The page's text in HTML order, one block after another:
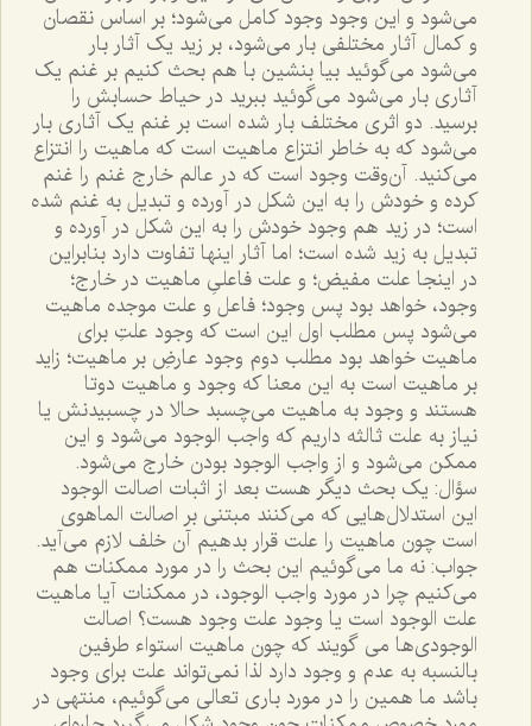
مى‌شود و اين وجود وجود کامل مى‌شود؛ بر اساس نقصان
و کمال آثار مختلفى بار مى‌شود، بر زيد يک آثار بار
مى‌شود مى‌گوئيد بيا بنشين با هم بحث کنيم بر غنم يک
آثارى بار مى‌شود مى‌گوئيد ببريد در حياط حسابش را
برسيد. دو اثرى مختلف بار شده است بر غنم يک آثارى بار
مى‌شود که به خاطر انتزاع ماهيت است که ماهيت را انتزاع
مى‌کنيد. آن‌وقت وجود است که در عالم خارج غنم را غنم
کرده و خودش را به اين شکل در آورده و تبديل به غنم شده
است؛ در زيد هم وجود خودش را به اين شکل در آورده و
تبديل به زيد شده است؛ اما آثار اينها تفاوت دارد بنابراين
در اينجا علت مفيض؛ و علت فاعلىِ ماهيت در خارج؛
وجود، خواهد بود پس وجود؛ فاعل و علت موجده ماهيت
مى‌شود پس مطلب اول اين است که وجود علتِ براى
ماهيت خواهد بود مطلب دوم وجود عارضِ بر ماهيت؛ زايد
بر ماهيت است به اين معنا که وجود و ماهيت دوتا
هستند و وجود به ماهيت مى‌چسبد حالا در چسبيدنش يا
نياز به علت ثالثه داريم که واجب الوجود مى‌شود و اين
ممکن مى‌شود و از واجب الوجود بودن خارج مى‌شود.
سؤال: يک بحث ديگر هست بعد از اثبات اصالت الوجود
اين استدلال‌هايى که مى‌کنند مبتنى بر اصالت الماهوى
است چون ماهيت را علت قرار بدهيم آن خلف لازم مى‌آيد.
جواب: نه ما مى‌گوئيم اين بحث را در مورد ممکنات هم
مى‌کنيم چرا در مورد واجب الوجود، در ممکنات آيا ماهيت
علت الوجود است يا وجود علت وجود هست؟ اصالت
الوجودى‌ها مى گويند که چون ماهيت استواء طرفين
بالنسبه به عدم و وجود دارد لذا نمى‌تواند علت براى وجود
باشد ما همين را در مورد بارى تعالى مى‌گوئيم، منتهى در